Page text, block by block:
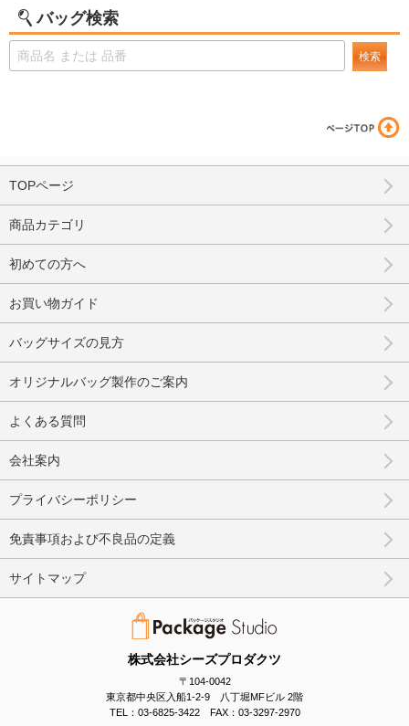
バッグ検索
検索
株式会社シーズプロダクツ
〒104-0042
東京都中央区入船1-2-9 八丁堀MFビル 2階
TEL：03-6825-3422 FAX：03-3297-2970
TOPページ
商品カテゴリ
初めての方へ
お買い物ガイド
バッグサイズの見方
オリジナルバッグ製作のご案内
よくある質問
会社案内
プライバシーポリシー
免責事項および不良品の定義
サイトマップ